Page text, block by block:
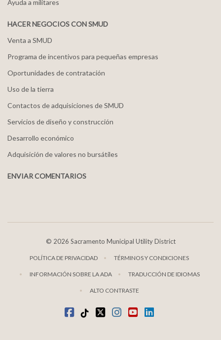
Ayuda a militares
HACER NEGOCIOS CON SMUD
Venta a SMUD
Programa de incentivos para pequeñas empresas
Oportunidades de contratación
Uso de la tierra
Contactos de adquisiciones de SMUD
Servicios de diseño y construcción
Desarrollo económico
Adquisición de valores no bursátiles
ENVIAR COMENTARIOS
© 2026 Sacramento Municipal Utility District
POLÍTICA DE PRIVACIDAD TÉRMINOS Y CONDICIONES
INFORMACIÓN SOBRE LA ADA TRADUCCIÓN DE IDIOMAS
ALTO CONTRASTE
Facebook
TikToktwitterInstagram
youtubeLinkedIn